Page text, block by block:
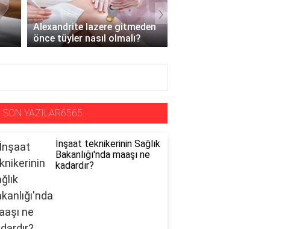
Alexandrite lazere gitmeden
önce tüyler nasıl olmalı?
›
SON YAZILAR6565
İnşaat teknikerinin Sağlık
Bakanlığı'nda maaşı ne
kadardır?